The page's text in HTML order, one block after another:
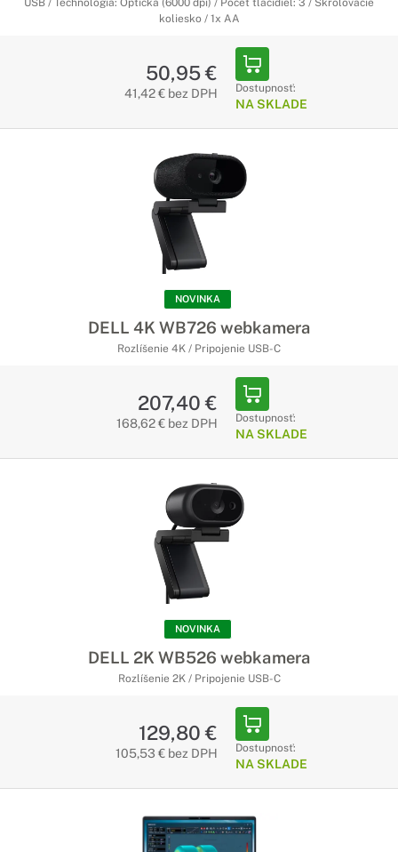
USB / Technológia: Optická (6000 dpi) / Počet tlačidiel: 3 / Skrolovacie
koliesko / 1x AA
50,95 €
41,42 € bez DPH Dostupnosť:
NA SKLADE
NOVINKA
DELL 4K WB726 webkamera
Rozlíšenie 4K / Pripojenie USB-C
207,40 €
168,62 € bez DPH Dostupnosť:
NA SKLADE
NOVINKA
DELL 2K WB526 webkamera
Rozlíšenie 2K / Pripojenie USB-C
129,80 €
105,53 € bez DPH Dostupnosť:
NA SKLADE